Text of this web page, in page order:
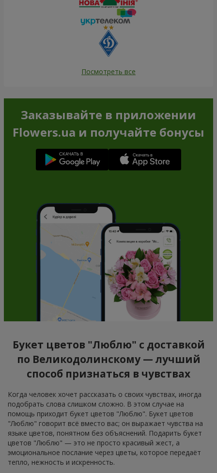
Посмотреть все
Заказывайте в приложении
Flowers.ua и получайте бонусы
Букет цветов "Люблю" с доставкой
по Великодолинскому — лучший
способ признаться в чувствах
Когда человек хочет рассказать о своих чувствах, иногда
подобрать слова слишком сложно. В этом случае на
помощь приходит букет цветов "Люблю". Букет цветов
"Люблю" говорит всё вместо вас; он выражает чувства на
языке цветов, понятном без объяснений. Подарить букет
цветов "Люблю" — это не просто красивый жест, а
эмоциональное послание через цветы, которое передаёт
тепло, нежность и искренность.